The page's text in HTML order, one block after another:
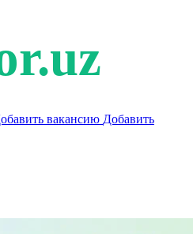
вакансию Добавить